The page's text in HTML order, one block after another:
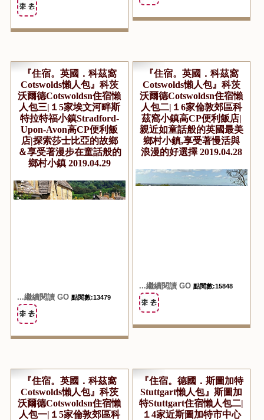
『住宿。英國．科茲窩
Cotswolds懶人包』科茨
沃爾德Cotswoldsn住宿懶
人包三|１5家埃文河畔斯
特拉特福小鎮Stradford-
Upon-Avon高CP便利飯
店|探索莎士比亞的故鄉
＆享受著漫步在童話般的
鄉村小鎮 2019.04.29
...繼續閱讀 GO 點閱數:13479
『住宿。英國．科茲窩
Cotswolds懶人包』科茨
沃爾德Cotswoldsn住宿懶
人包二|１6家倫敦郊區科
茲窩小鎮高CP便利飯店|
親近如童話般的英國最美
鄉村小鎮,享受著慢活與
浪漫的好選擇 2019.04.28
...繼續閱讀 GO 點閱數:15848
『住宿。英國．科茲窩
Cotswolds懶人包』科茨
沃爾德Cotswoldsn住宿懶
人包一|１5家倫敦郊區科
『住宿。德國．斯圖加特
Stuttgart懶人包』斯圖加
特Stuttgart住宿懶人包二|
１4家近斯圖加特市中心